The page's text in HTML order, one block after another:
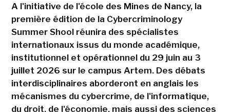
A l'initiative de l'école des Mines de Nancy, la
première édition de la Cybercriminology
Summer Shool réunira des spécialistes
internationaux issus du monde académique,
institutionnel et opérationnel du 29 juin au 3
juillet 2026 sur le campus Artem. Des débats
interdisciplinaires aborderont en anglais les
mécanismes du cybercrime, de l'informatique,
du droit, de l'économie, mais aussi des sciences